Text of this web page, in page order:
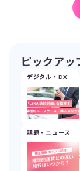
ピックアッ
デジタル・DX
話題・ニュース